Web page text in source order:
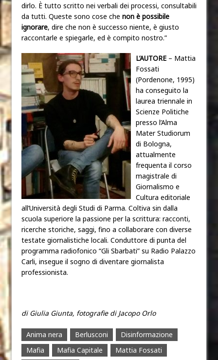
dirlo. È tutto scritto nei verbali dei processi, consultabili
da tutti. Queste sono cose che non è possibile
ignorare, dire che non è successo niente, è giusto
raccontarle e spiegarle, ed è compito nostro.”
L’AUTORE – Mattia
Fossati
(Pordenone, 1995)
ha conseguito la
laurea triennale in
Scienze Politiche
presso l’Alma
Mater Studiorum
di Bologna,
attualmente
frequenta il corso
magistrale di
Giornalismo e
Cultura editoriale
all’Università degli Studi di Parma. Coltiva sin dalla
scuola superiore la passione per la scrittura: racconti,
ricerche storiche, saggi, fino a collaborare con diverse
testate giornalistiche locali. Conduttore di punta del
programma radiofonico “Gli Sbarbati” su Radio Palazzo
Carli, insegue il sogno di diventare giornalista
professionista.
di Giulia Giunta, fotografie di Jacopo Orlo
Anima nera Berlusconi
Disinformazione
Mafia
Mafia Capitale
Mattia Fossati